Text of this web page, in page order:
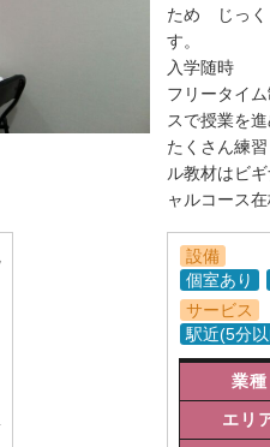
ため じっく
す。
入学随時
フリータイ
スで授業を
たくさん練
ル教材はビ
ャルコース
設備
個室あり
サービス
駅近(5分
業種
エリ